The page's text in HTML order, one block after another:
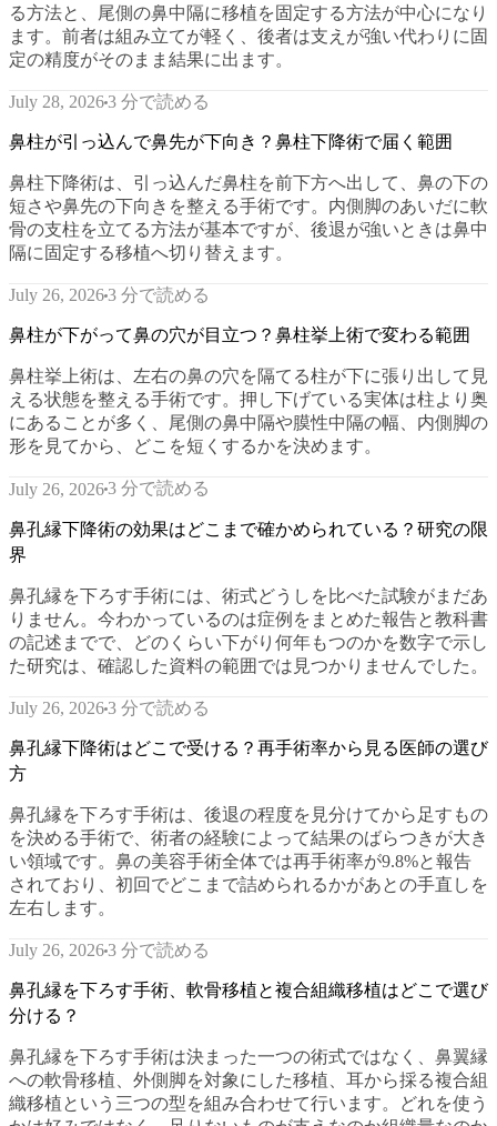
る方法と、尾側の鼻中隔に移植を固定する方法が中心になり
ます。前者は組み立てが軽く、後者は支えが強い代わりに固
定の精度がそのまま結果に出ます。
July 28, 20263 分で読める
鼻柱が引っ込んで鼻先が下向き？鼻柱下降術で届く範囲
鼻柱下降術は、引っ込んだ鼻柱を前下方へ出して、鼻の下の
短さや鼻先の下向きを整える手術です。内側脚のあいだに軟
骨の支柱を立てる方法が基本ですが、後退が強いときは鼻中
隔に固定する移植へ切り替えます。
July 26, 20263 分で読める
鼻柱が下がって鼻の穴が目立つ？鼻柱挙上術で変わる範囲
鼻柱挙上術は、左右の鼻の穴を隔てる柱が下に張り出して見
える状態を整える手術です。押し下げている実体は柱より奥
にあることが多く、尾側の鼻中隔や膜性中隔の幅、内側脚の
形を見てから、どこを短くするかを決めます。
July 26, 20263 分で読める
鼻孔縁下降術の効果はどこまで確かめられている？研究の限
界
鼻孔縁を下ろす手術には、術式どうしを比べた試験がまだあ
りません。今わかっているのは症例をまとめた報告と教科書
の記述までで、どのくらい下がり何年もつのかを数字で示し
た研究は、確認した資料の範囲では見つかりませんでした。
July 26, 20263 分で読める
鼻孔縁下降術はどこで受ける？再手術率から見る医師の選び
方
鼻孔縁を下ろす手術は、後退の程度を見分けてから足すもの
を決める手術で、術者の経験によって結果のばらつきが大き
い領域です。鼻の美容手術全体では再手術率が9.8%と報告
されており、初回でどこまで詰められるかがあとの手直しを
左右します。
July 26, 20263 分で読める
鼻孔縁を下ろす手術、軟骨移植と複合組織移植はどこで選び
分ける？
鼻孔縁を下ろす手術は決まった一つの術式ではなく、鼻翼縁
への軟骨移植、外側脚を対象にした移植、耳から採る複合組
織移植という三つの型を組み合わせて行います。どれを使う